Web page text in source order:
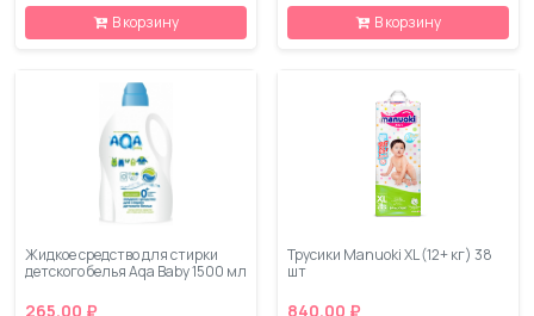
В корзину В корзину
Жидкое средство для стирки
детского белья Aqa Baby 1500 мл
265.00 ₽
Трусики Manuoki XL (12+ кг) 38
шт
840.00 ₽